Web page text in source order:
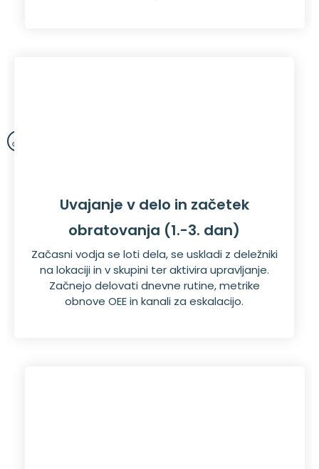
Uvajanje v delo in začetek
obratovanja (1.-3. dan)
Začasni vodja se loti dela, se uskladi z deležniki
na lokaciji in v skupini ter aktivira upravljanje.
Začnejo delovati dnevne rutine, metrike
obnove OEE in kanali za eskalacijo.